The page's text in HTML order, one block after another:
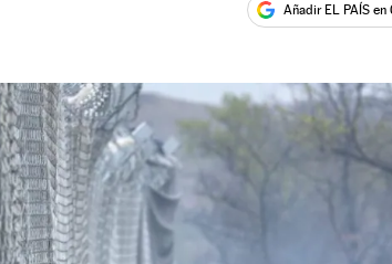
Añadir EL PAÍS en